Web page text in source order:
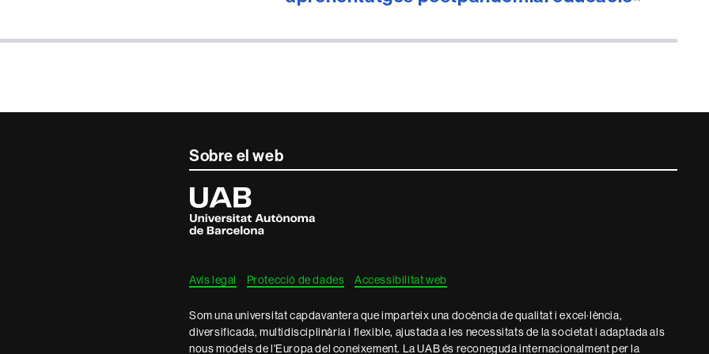
Sobre el web
Universitat
Autònoma
de
Barcelona
Avís legal Protecció de dades Accessibilitat web
Som una universitat capdavantera que imparteix una docència de qualitat i excel·lència,
diversificada, multidisciplinària i flexible, ajustada a les necessitats de la societat i adaptada als
nous models de l'Europa del coneixement. La UAB és reconeguda internacionalment per la